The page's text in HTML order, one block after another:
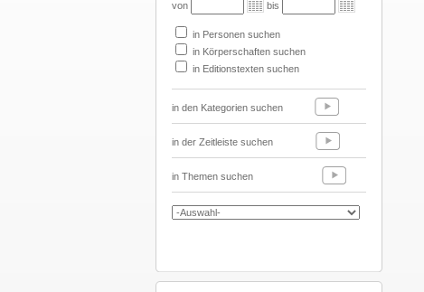
von bis
in Personen suchen
in Körperschaften suchen
in Editionstexten suchen
in den Kategorien suchen
in der Zeitleiste suchen
in Themen suchen